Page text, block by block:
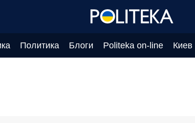
Политика Блоги Politeka on-line Киев